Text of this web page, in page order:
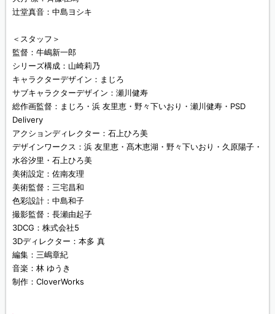
辻堂真音：中島ヨシキ
＜スタッフ＞
監督：牛嶋新一郎
シリーズ構成：山崎莉乃
キャラクターデザイン：まじろ
サブキャラクターデザイン：瀬川健寿
総作画監督：まじろ・浜 友里恵・野々下いおり・瀬川健寿・PSD
Delivery
アクションディレクター：石上ひろ美
デザインワークス：浜 友里恵・髙木恵湖・野々下いおり・久原陽子・
水谷汐里・石上ひろ美
美術設定：佐南友理
美術監督：三宅昌和
色彩設計：中島和子
撮影監督：長瀬由起子
3DCG：株式会社5
3Dディレクター：本多 真
編集：三嶋章紀
音楽：林 ゆうき
制作：CloverWorks